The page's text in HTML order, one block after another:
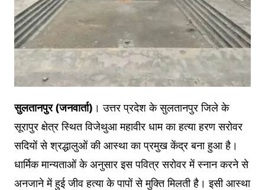
सुलतानपुर (जनवार्ता) । उत्तर प्रदेश के सुलतानपुर जिले के
सूरापुर क्षेत्र स्थित विजेथुआ महावीर धाम का हत्या हरण सरोवर
सदियों से श्रद्धालुओं की आस्था का प्रमुख केंद्र बना हुआ है।
धार्मिक मान्यताओं के अनुसार इस पवित्र सरोवर में स्नान करने से
अनजाने में हुई जीव हत्या के पापों से मुक्ति मिलती है। इसी आस्था